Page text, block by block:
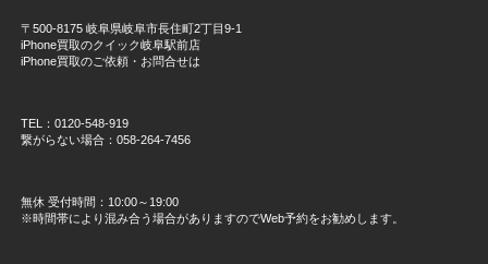
〒500-8175 岐阜県岐阜市長住町2丁目9-1
iPhone買取のクイック岐阜駅前店
iPhone買取のご依頼・お問合せは
TEL：0120-548-919
繋がらない場合：058-264-7456
無休 受付時間：10:00～19:00
※時間帯により混み合う場合がありますのでWeb予約をお勧めします。